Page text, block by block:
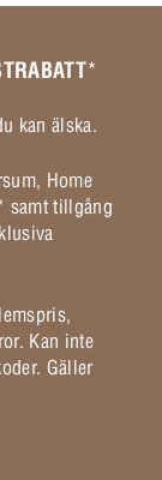
*
kan älska.
Home
samt tillgång
Kan inte
Gäller